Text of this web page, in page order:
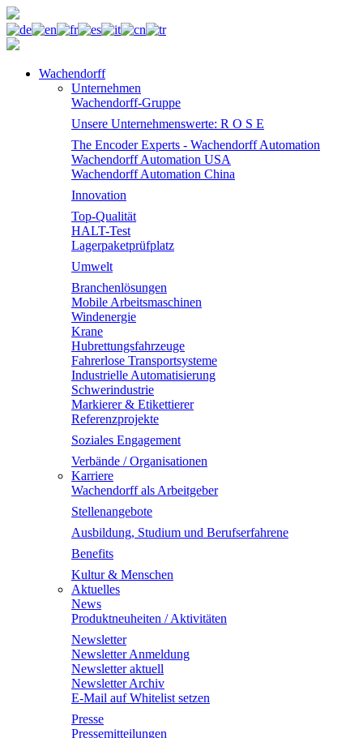
Wachendorff
Unternehmen
Wachendorff-Gruppe
Unsere Unternehmenswerte: R O S E
The Encoder Experts - Wachendorff Automation
Wachendorff Automation USA
Wachendorff Automation China
Innovation
Top-Qualität
HALT-Test
Lagerpaketprüfplatz
Umwelt
Branchenlösungen
Mobile Arbeitsmaschinen
Windenergie
Krane
Hubrettungsfahrzeuge
Fahrerlose Transportsysteme
Industrielle Automatisierung
Schwerindustrie
Markierer & Etikettierer
Referenzprojekte
Soziales Engagement
Verbände / Organisationen
Karriere
Wachendorff als Arbeitgeber
Stellenangebote
Ausbildung, Studium und Berufserfahrene
Benefits
Kultur & Menschen
Aktuelles
News
Produktneuheiten / Aktivitäten
Newsletter
Newsletter Anmeldung
Newsletter aktuell
Newsletter Archiv
E-Mail auf Whitelist setzen
Presse
Pressemitteilungen